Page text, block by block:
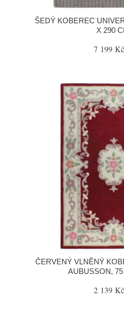
ŠEDÝ KOBEREC
X 290
7 199 Kč
ČERVENÝ VLNĚNÝ
AUBUSSON,
2 139 Kč